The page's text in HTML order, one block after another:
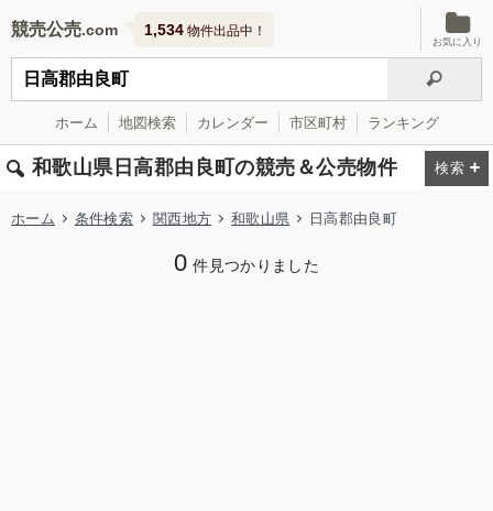
競売公売 1,534 物件出品中！
お気に入り
ホーム 地図検索 カレンダー 市区町村 ランキング
和歌山県日高郡由良町の競売＆公売物件
ホーム 条件検索 関西地方 和歌山県 日高郡由良町
0 件見つかりました